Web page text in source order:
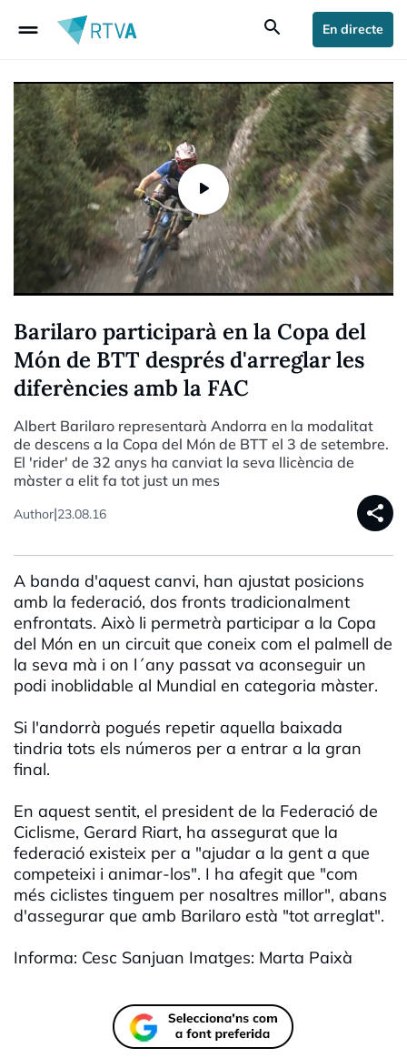
drag_handle search En directe
Barilaro participarà en la Copa del
Món de BTT després d'arreglar les
diferències amb la FAC
Albert Barilaro representarà Andorra en la modalitat
de descens a la Copa del Món de BTT el 3 de setembre.
El 'rider' de 32 anys ha canviat la seva llicència de
màster a elit fa tot just un mes
Author|23.08.16 share
A banda d'aquest canvi, han ajustat posicions
amb la federació, dos fronts tradicionalment
enfrontats. Això li permetrà participar a la Copa
del Món en un circuit que coneix com el palmell de
la seva mà i on l´any passat va aconseguir un
podi inoblidable al Mundial en categoria màster.
Si l'andorrà pogués repetir aquella baixada
tindria tots els números per a entrar a la gran
final.
En aquest sentit, el president de la Federació de
Ciclisme, Gerard Riart, ha assegurat que la
federació existeix per a "ajudar a la gent a que
competeixi i animar-los". I ha afegit que "com
més ciclistes tinguem per nosaltres millor", abans
d'assegurar que amb Barilaro està "tot arreglat".
Informa: Cesc Sanjuan Imatges: Marta Paixà